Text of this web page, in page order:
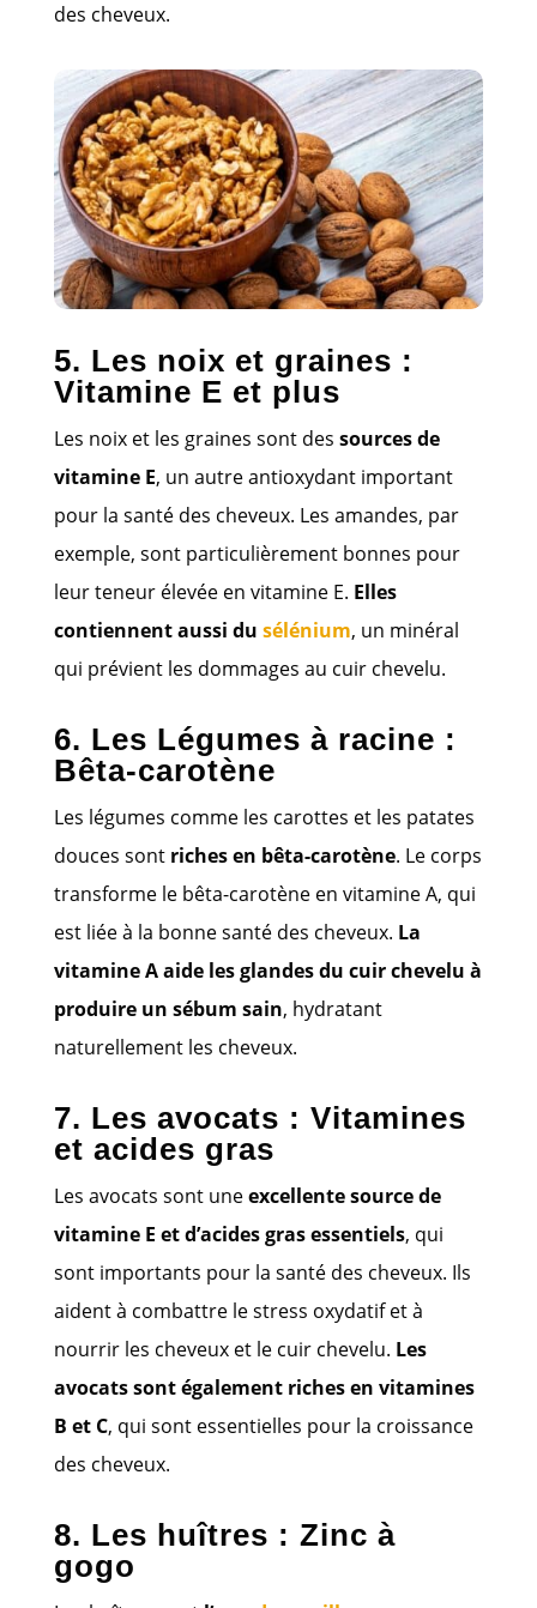
des cheveux.
5. Les noix et graines :
Vitamine E et plus
Les noix et les graines sont des sources de
vitamine E, un autre antioxydant important
pour la santé des cheveux. Les amandes, par
exemple, sont particulièrement bonnes pour
leur teneur élevée en vitamine E. Elles
contiennent aussi du sélénium, un minéral
qui prévient les dommages au cuir chevelu.
6. Les Légumes à racine :
Bêta-carotène
Les légumes comme les carottes et les patates
douces sont riches en bêta-carotène. Le corps
transforme le bêta-carotène en vitamine A, qui
est liée à la bonne santé des cheveux. La
vitamine A aide les glandes du cuir chevelu à
produire un sébum sain, hydratant
naturellement les cheveux.
7. Les avocats : Vitamines
et acides gras
Les avocats sont uneexcellente source de
vitamine E et d’acides gras essentiels, qui
sont importants pour la santé des cheveux. Ils
aident à combattre le stress oxydatif et à
nourrir les cheveux et le cuir chevelu. Les
avocats sont également riches en vitamines
B et C, qui sont essentielles pour la croissance
des cheveux.
8. Les huîtres : Zinc à
gogo